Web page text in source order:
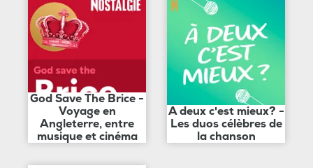
God Save The Brice -
Voyage en
Angleterre, entre
musique et cinéma
A deux c'est mieux? -
Les duos célèbres de
la chanson